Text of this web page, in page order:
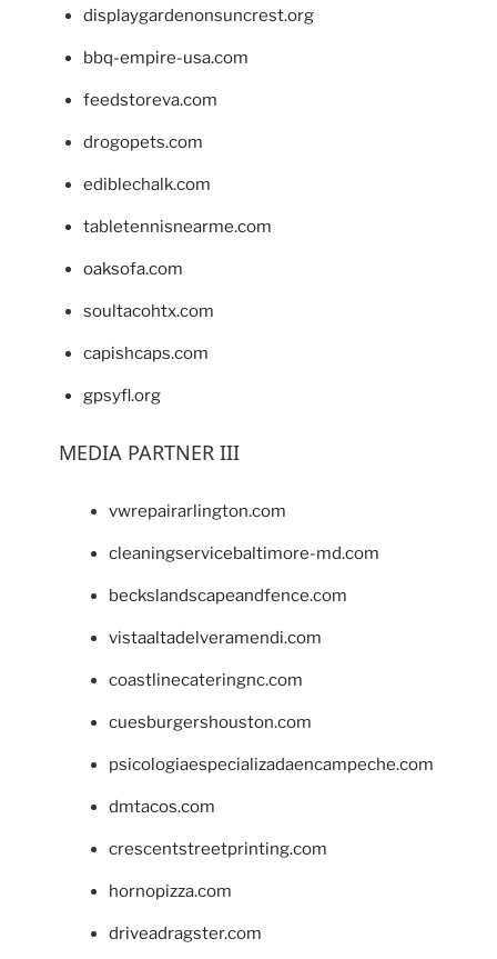
displaygardenonsuncrest.org
bbq-empire-usa.com
feedstoreva.com
drogopets.com
ediblechalk.com
tabletennisnearme.com
oaksofa.com
soultacohtx.com
capishcaps.com
gpsyfl.org
MEDIA PARTNER III
vwrepairarlington.com
cleaningservicebaltimore-md.com
beckslandscapeandfence.com
vistaaltadelveramendi.com
coastlinecateringnc.com
cuesburgershouston.com
psicologiaespecializadaencampeche.com
dmtacos.com
crescentstreetprinting.com
hornopizza.com
driveadragster.com